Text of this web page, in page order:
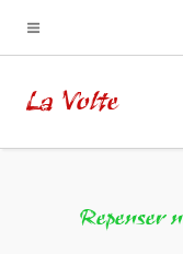
La Volte
Repenser